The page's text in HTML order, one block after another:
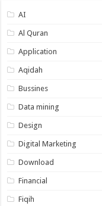
AI
Al Quran
Application
Aqidah
Bussines
Data mining
Design
Digital Marketing
Download
Financial
Fiqih